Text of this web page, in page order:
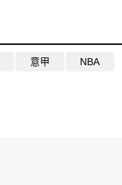
意甲 NBA